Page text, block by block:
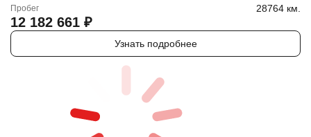
Пробег 28764 км.
12 182 661 ₽
Узнать подробнее